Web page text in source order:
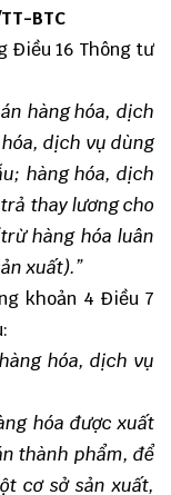
BTC
Điều 16 Thông tư
hàng hóa, dịch
dịch vụ dùng
hàng hóa, dịch
thay lương cho
hàng hóa luân
xuất).”
khoản 4 Điều 7
hóa, dịch vụ
hóa được xuất
thành phẩm,để
cơ sở sản xuất,